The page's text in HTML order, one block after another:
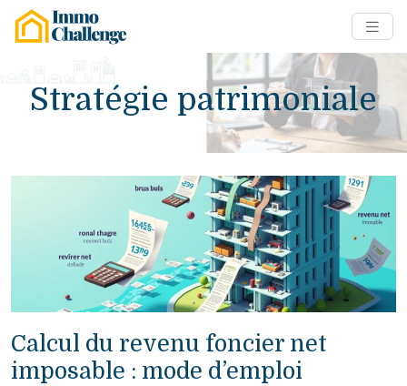
Stratégie patrimoniale
Calcul du revenu foncier net
imposable : mode d’emploi